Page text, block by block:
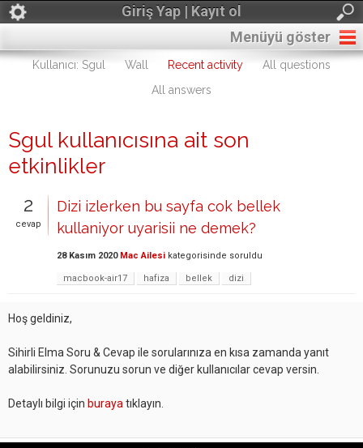
Giriş Yap | Kayıt ol
Menüyü göster
Kullanıcı: Sgul Wall Recent activity
All questions
All answers
Sgul kullanıcısına ait son
etkinlikler
2
cevap
Dizi izlerken bu sayfa cok bellek
kullaniyor uyarisii ne demek?
28 Kasım 2020 Mac Ailesi kategorisinde soruldu
macbook-air17 hafiza bellek dizi
Hoş geldiniz,
Sihirli Elma Soru & Cevap ile sorularınıza en kısa zamanda yanıt
alabilirsiniz. Sorunuzu sorun ve diğer kullanıcılar cevap versin.
Detaylı bilgi için buraya tıklayın.